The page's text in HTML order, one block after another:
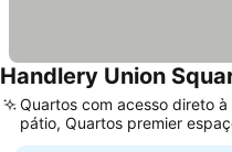
Handlery Union
Quartos com acesso direto
pátio, Quartos premier
para a cidade